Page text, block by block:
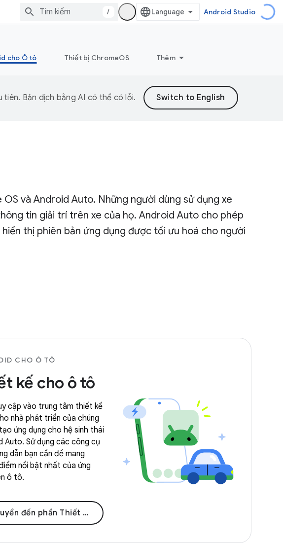
/ Android Studio
cho Ô tô Thiết bị ChromeOS Thêm
Bản dịch bằng AI có thể có lỗi.
và Android Auto. Những người dùng sử dụng xe
tin giải trí trên xe của họ. Android Auto cho phép
thị phiên bản ứng dụng được tối ưu hoá cho người
CHO Ô TÔ
kế cho ô tô
cập vào trung tâm thiết kế
nhà phát triển của chúng
ứng dụng cho hệ sinh thái
Auto. Sử dụng các công cụ
dẫn bạn cần để mang
nổi bật nhất của ứng
ô tô.
đến phần Thiết kế cho ô tô